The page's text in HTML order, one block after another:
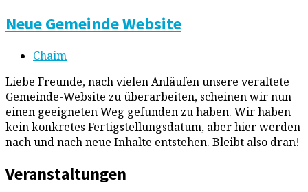
Neue Gemeinde Website
Chaim
Liebe Freunde, nach vielen Anläufen unsere veraltete
Gemeinde-Website zu überarbeiten, scheinen wir nun
einen geeigneten Weg gefunden zu haben. Wir haben
kein konkretes Fertigstellungsdatum, aber hier werden
nach und nach neue Inhalte entstehen. Bleibt also dran!
Veranstaltungen